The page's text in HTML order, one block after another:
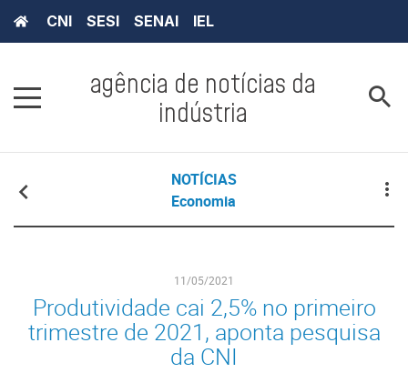
CNI SESI SENAI IEL
agência de notícias da
indústria
NOTÍCIAS
Economia
11/05/2021
Produtividade cai 2,5% no primeiro
trimestre de 2021, aponta pesquisa
da CNI